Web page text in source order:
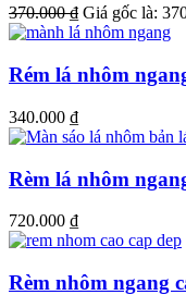
370.000₫ Giá gốc là:
Rém lá nhôm
340.000 ₫
Rèm lá nhôm
720.000 ₫
Rèm nhôm ngang